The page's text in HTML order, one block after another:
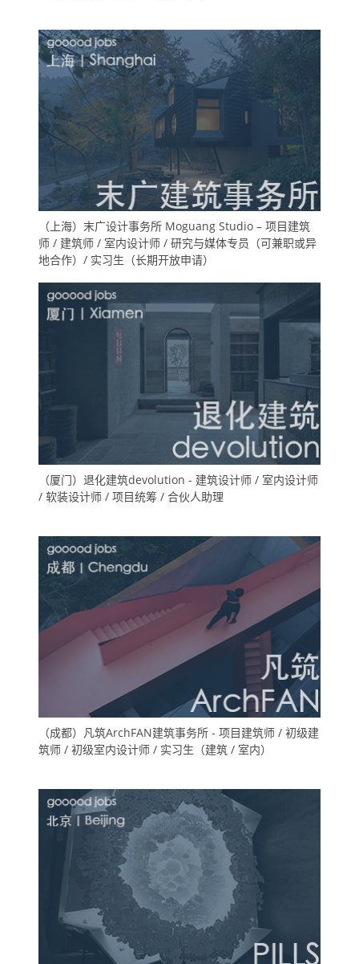
（上海）末广设计事务所 Moguang Studio – 项目建筑
师 / 建筑师 / 室内设计师 / 研究与媒体专员（可兼职或异
地合作）/ 实习生（长期开放申请）
（厦门）退化建筑devolution - 建筑设计师 / 室内设计师
/ 软装设计师 / 项目统筹 / 合伙人助理
（成都）凡筑ArchFAN建筑事务所 - 项目建筑师 / 初级建
筑师 / 初级室内设计师 / 实习生（建筑 / 室内）